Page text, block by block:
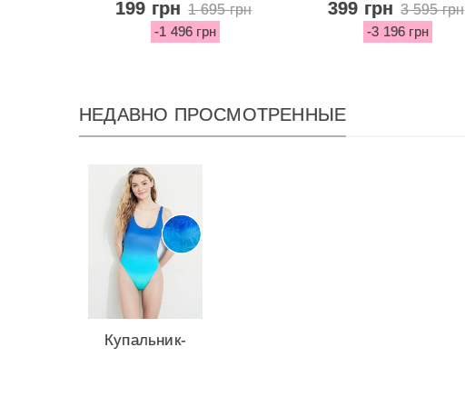
199 грн 1 695 грн
-1 496 грн
399 грн 3 595 грн
-3 196 грн
НЕДАВНО ПРОСМОТРЕННЫЕ
Купальник-